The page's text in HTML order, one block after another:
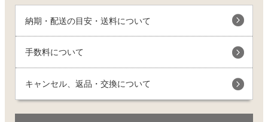
納期・配送の目安・送料について
手数料について
キャンセル、返品・交換について